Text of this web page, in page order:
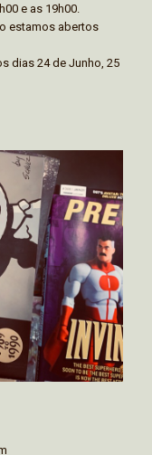
e as 19h00.
estamos abertos
dias 24 de Junho, 25